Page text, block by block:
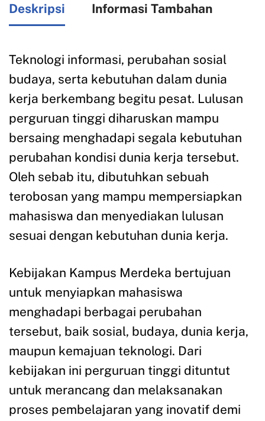
Deskripsi Informasi Tambahan
Teknologi informasi, perubahan sosial
budaya, serta kebutuhan dalam dunia
kerja berkembang begitu pesat. Lulusan
perguruan tinggi diharuskan mampu
bersaing menghadapi segala kebutuhan
perubahan kondisi dunia kerja tersebut.
Oleh sebab itu, dibutuhkan sebuah
terobosan yang mampu mempersiapkan
mahasiswa dan menyediakan lulusan
sesuai dengan kebutuhan dunia kerja.
Kebijakan Kampus Merdeka bertujuan
untuk menyiapkan mahasiswa
menghadapi berbagai perubahan
tersebut, baik sosial, budaya, dunia kerja,
maupun kemajuan teknologi. Dari
kebijakan ini perguruan tinggi dituntut
untuk merancang dan melaksanakan
proses pembelajaran yang inovatif demi